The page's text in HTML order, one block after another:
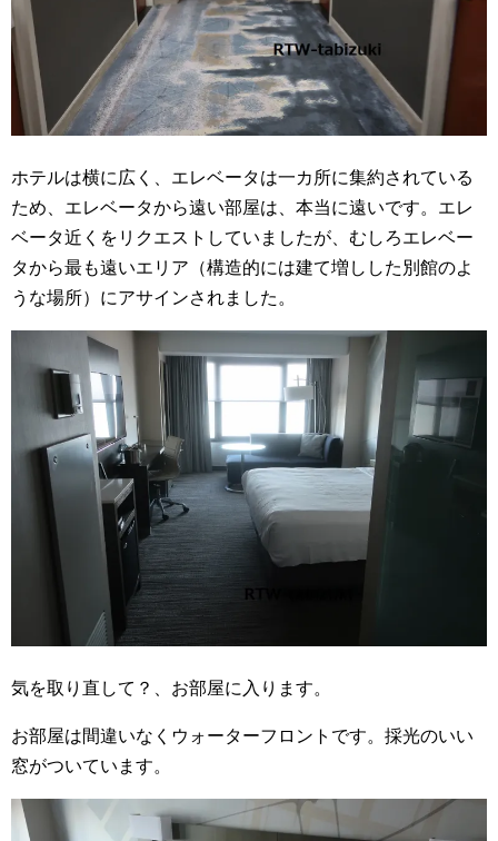
ホテルは横に広く、エレベータは一カ所に集約されている
ため、エレベータから遠い部屋は、本当に遠いです。エレ
ベータ近くをリクエストしていましたが、むしろエレベー
タから最も遠いエリア（構造的には建て増しした別館のよ
うな場所）にアサインされました。
気を取り直して？、お部屋に入ります。
お部屋は間違いなくウォーターフロントです。採光のいい
窓がついています。